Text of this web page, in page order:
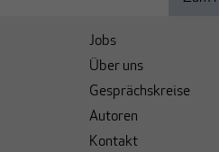
Jobs
Über uns
Gesprächskreise
Autoren
Kontakt